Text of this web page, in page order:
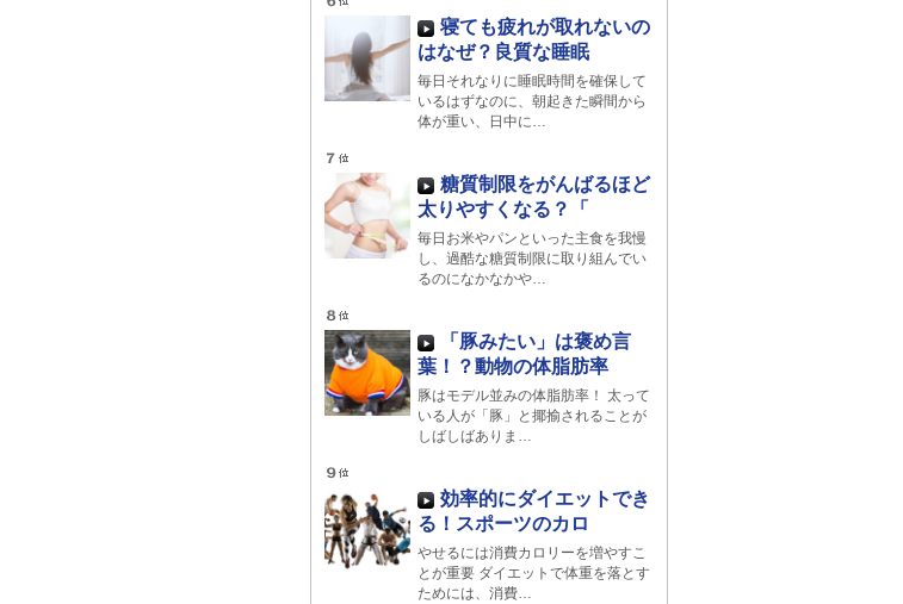
寝ても疲れが取れないの
はなぜ？良質な睡眠
毎日それなりに睡眠時間を確保して
いるはずなのに、朝起きた瞬間から
体が重い、日中に…
糖質制限をがんばるほど
太りやすくなる？「
毎日お米やパンといった主食を我慢
し、過酷な糖質制限に取り組んでい
るのになかなかや…
「豚みたい」は褒め言
葉！？動物の体脂肪率
豚はモデル並みの体脂肪率！ 太って
いる人が「豚」と揶揄されることが
しばしばありま…
効率的にダイエットでき
る！スポーツのカロ
やせるには消費カロリーを増やすこ
とが重要 ダイエットで体重を落とす
ためには、消費…